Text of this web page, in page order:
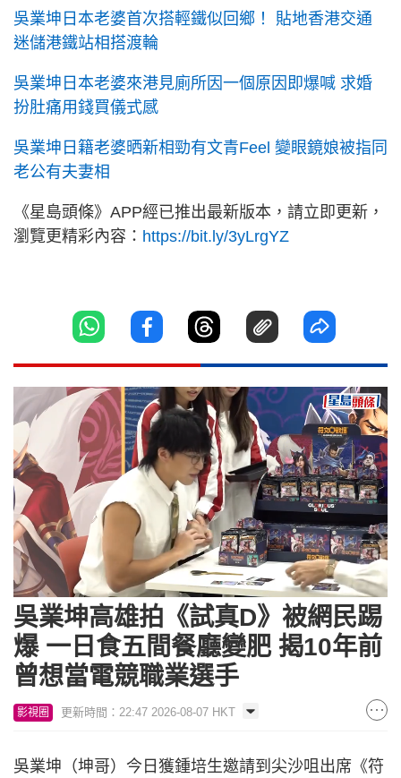
吳業坤日本老婆首次搭輕鐵似回鄉！ 貼地香港交通
迷儲港鐵站相搭渡輪
吳業坤日本老婆來港見廁所因一個原因即爆喊 求婚
扮肚痛用錢買儀式感
吳業坤日籍老婆晒新相勁有文青Feel 變眼鏡娘被指同
老公有夫妻相
《星島頭條》APP經已推出最新版本，請立即更新，
瀏覽更精彩內容： https://bit.ly/3yLrgYZ
Unmute Loaded:
11.37%
吳業坤高雄拍《試真D》被網民踢
爆 一日食五間餐廳變肥 揭10年前
曾想當電競職業選手
影視圈 更新時間：22:47 2026-08-07 HKT
吳業坤（坤哥）今日獲鍾培生邀請到尖沙咀出席《符